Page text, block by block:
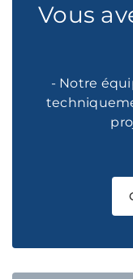
Vous
- Notre